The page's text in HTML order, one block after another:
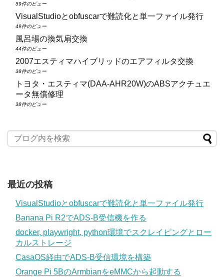
59件のビュー
VisualStudioとobfuscarで難読化と単一ファイル発行
49件のビュー
風呂場の換気扇交換
44件のビュー
2007エスティマハイブリッドのエアフィルタ交換
38件のビュー
トヨタ・エスティマ(DAA‑AHR20W)のABSアクチュエ
ータ無償修理
38件のビュー
最近の投稿
VisualStudioとobfuscarで難読化と単一ファイル発行
Banana Pi R2でADS-B受信機を作る
docker, playwright, python環境でスクレイピングとロー
カルストレージ
CasaOS経由でADS-B受信環境を構築
Orange Pi 5BのArmbianをeMMCから起動する